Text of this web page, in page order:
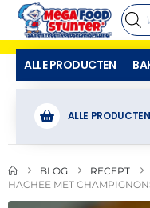
ALLE PRODUCTEN
ALLE PRODUCTEN
BLOG
RECEPT
HACHEE MET